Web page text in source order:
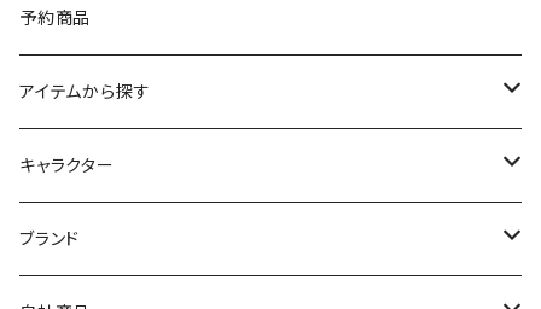
予約商品
アイテムから探す
九谷焼
マグ＆カップ
キャラクター
ムーミン
ブランド